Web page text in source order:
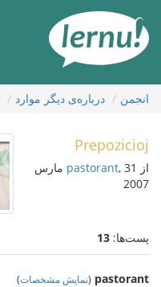
محتوا
انجمن درباره‌ی دیگر موارد
Prepozicioj
از pastorant , 31 مارس
2007
پست‌ها: 13
pastorant
(نمایش مشخصات)